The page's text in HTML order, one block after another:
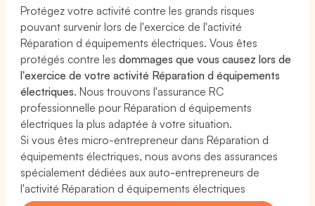
Protégez votre activité contre les grands risques
pouvant survenir lors de l'exercice de l'activité
Réparation d équipements électriques. Vous êtes
protégés contre lesdommages que vous causez lors de
l'exercice de votre activité Réparation d équipements
électriques. Nous trouvons l'assurance RC
professionnelle pour Réparation d équipements
électriques la plus adaptée à votre situation.
Si vous êtes micro-entrepreneur dans Réparation d
équipements électriques, nous avons des assurances
spécialement dédiées aux auto-entrepreneurs de
l'activité Réparation d équipements électriques